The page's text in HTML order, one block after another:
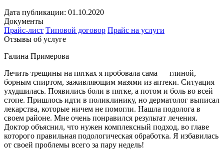
Дата публикации: 01.10.2020
Документы
Прайс-лист Типовой договор Прайс на услуги
Отзывы об услуге
Галина Примерова
Лечить трещины на пятках я пробовала сама — глиной,
борным спиртом, заживляющим мазями из аптеки. Ситуация
ухудшилась. Появились боли в пятке, а потом и боль во всей
стопе. Пришлось идти в поликлинику, но дерматолог выписал
лекарства, которые ничем не помогли. Нашла подолога в
своем районе. Мне очень понравился результат лечения.
Доктор объяснил, что нужен комплексный подход, во главе
которого правильная подологическая обработка. Я избавилась
от своей проблемы всего за пару недель!